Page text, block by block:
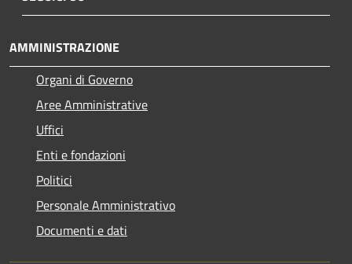
AMMINISTRAZIONE
Organi di Governo
Aree Amministrative
Uffici
Enti e fondazioni
Politici
Personale Amministrativo
Documenti e dati